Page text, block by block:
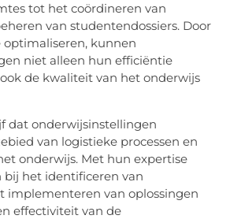
tot het coördineren van
van studentendossiers. Door
optimaliseren, kunnen
niet alleen hun efficiëntie
de kwaliteit van het onderwijs
dat onderwijsinstellingen
van logistieke processen en
onderwijs. Met hun expertise
bij het identificeren van
implementeren van oplossingen
effectiviteit van de